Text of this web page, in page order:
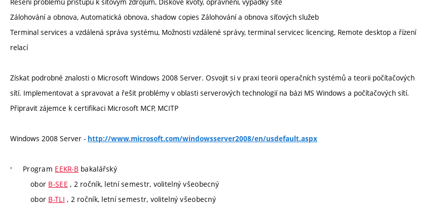
Zálohování a obnova, Automatická obnova, shadow copies Zálohování a obnova síťových služeb
Terminal services a vzdálená správa systému, Možnosti vzdálené správy, terminal servicec licencing, Remote desktop a řízení
relací
Získat podrobné znalosti o Microsoft Windows 2008 Server. Osvojit si v praxi teorii operačních systémů a teorii počítačových
sítí. Implementovat a spravovat a řešit problémy v oblasti serverových technologií na bázi MS Windows a počítačových sítí.
Připravit zájemce k certifikaci Microsoft MCP, MCITP
Windows 2008 Server - http://www.microsoft.com/windowsserver2008/en/usdefault.aspx
Program EEKR-B bakalářský
obor B-SEE , 2 ročník, letní semestr, volitelný všeobecný
obor B-TLI , 2 ročník, letní semestr, volitelný všeobecný